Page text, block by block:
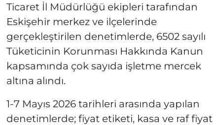
Ticaret İl Müdürlüğü ekipleri tarafından
Eskişehir merkez ve ilçelerinde
gerçekleştirilen denetimlerde, 6502 sayılı
Tüketicinin Korunması Hakkında Kanun
kapsamında çok sayıda işletme mercek
altına alındı.
1-7 Mayıs 2026 tarihleri arasında yapılan
denetimlerde; fiyat etiketi, kasa ve raf fiyat